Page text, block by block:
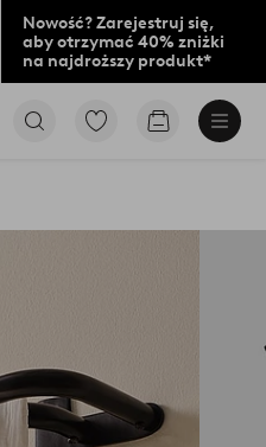
Nowość? Zarejestruj się,
aby otrzymać 40% zniżki
na najdroższy produkt*
PrzejdźPrzejdź